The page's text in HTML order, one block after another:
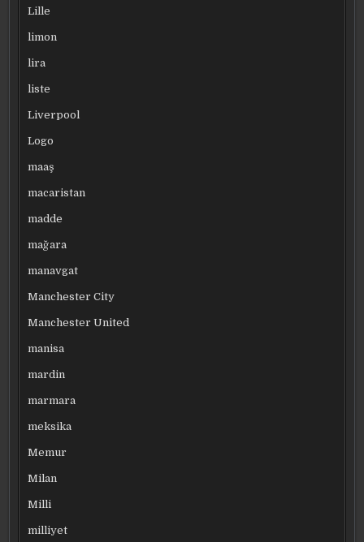
Lille
limon
lira
liste
Liverpool
Logo
maaş
macaristan
madde
mağara
manavgat
Manchester City
Manchester United
manisa
mardin
marmara
meksika
Memur
Milan
Milli
milliyet